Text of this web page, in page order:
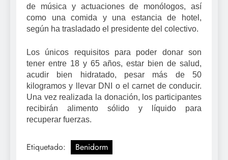
de música y actuaciones de monólogos, así
como una comida y una estancia de hotel,
según ha trasladado el presidente del colectivo.
Los únicos requisitos para poder donar son
tener entre 18 y 65 años, estar bien de salud,
acudir bien hidratado, pesar más de 50
kilogramos y llevar DNI o el carnet de conducir.
Una vez realizada la donación, los participantes
recibirán alimento sólido y líquido para
recuperar fuerzas.
Etiquetado: Benidorm